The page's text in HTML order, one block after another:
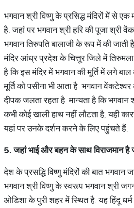
भगवान श्री विष्णु के प्रसिद्ध मंदिरों में से एक
है. जहां पर भगवान श्री हरि की पूजा श्री
भगवान तिरुपति बालाजी के रूप में की जाती
मंदिर आंध्र प्रदेश के चित्तूर जिले में तिरुमला
है कि इस मंदिर में भगवान की मूर्ति में लगे
मूर्ति को पसीना भी आता है. भगवान
दीपक जलता रहता है. मान्यता है कि भगवान
कभी कोई खाली हाथ नहीं लौटता है, यही
यहां पर उनके दर्शन करने के लिए पहुंचते हैं.
5. जहां भाई और बहन के साथ विराजमान
देश के प्रसद्धि विष्णु मंदिरों की बात
भगवान श्री विष्णु के स्वरूप भगवान श्री
ओडिशा के पुरी शहर में स्थित है. यह हिंदू